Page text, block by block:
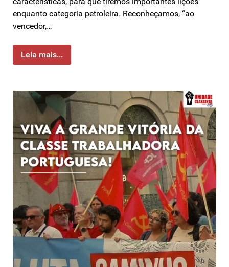
enquanto categoria petroleira. Reconheçamos, “ao
vencedor,…
Leia mais...